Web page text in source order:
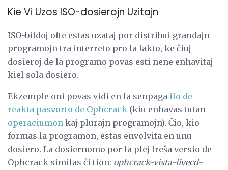
Kie Vi Uzos ISO-dosierojn Uzitajn
ISO-bildoj ofte estas uzataj por distribui grandajn
programojn tra interreto pro la fakto, ke ĉiuj
dosieroj de la programo povas esti nene enhavitaj
kiel sola dosiero.
Ekzemple oni povas vidi en la senpaga ilo de
reakta pasvorto de Ophcrack (kiu enhavas tutan
operaciumon kaj plurajn programojn). Ĉio, kio
formas la programon, estas envolvita en unu
dosiero. La dosiernomo por la plej freŝa versio de
Ophcrack similas ĉi tion: ophcrack-vista-livecd-